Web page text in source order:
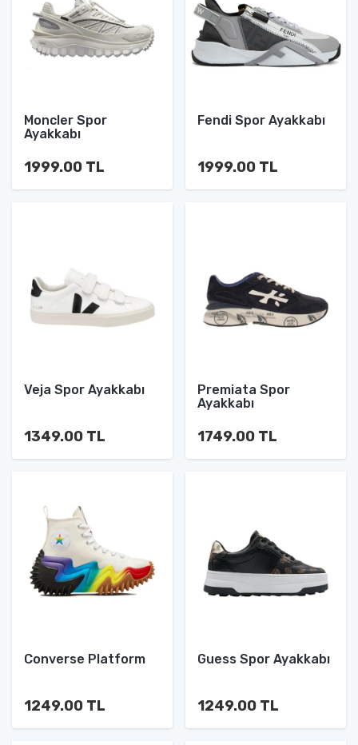
Moncler Spor
Ayakkabı
1999.00 TL
Fendi Spor Ayakkabı
1999.00 TL
Veja Spor Ayakkabı
1349.00 TL
Premiata Spor
Ayakkabı
1749.00 TL
Converse Platform
1249.00 TL
Guess Spor Ayakkabı
1249.00 TL